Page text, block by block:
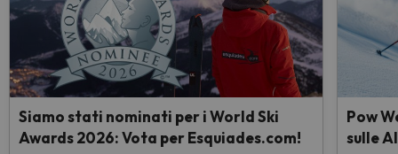
Siamo stati nominati per i World Ski
Awards 2026: Vota per Esquiades.com!
Pow
sulle